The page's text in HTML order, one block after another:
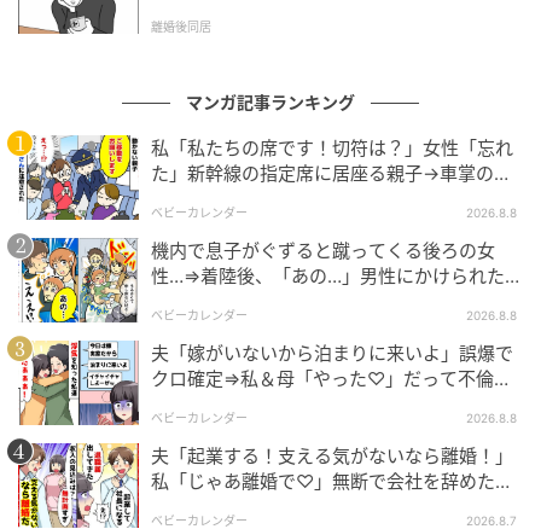
ベビーカレンダー
離婚後同居
マンガ記事ランキング
私「私たちの席です！切符は？」女性「忘れ
た」新幹線の指定席に居座る親子→車掌の注
ベビーカレンダー 2026.8.8
機内で息子がぐずると蹴ってくる後ろの女
性…⇒着陸後、「あの…」男性にかけられた驚
ベビーカレンダー 2026.8.8
夫「嫁がいないから泊まりに来いよ」誤爆で
クロ確定⇒私＆母「やった♡」だって不倫相
ベビーカレンダー 2026.8.8
夫「起業する！支える気がないなら離婚！」
私「じゃあ離婚で♡」無断で会社を辞めた元
ベビーカレンダー 2026.8.7